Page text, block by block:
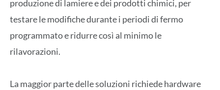
produzione di lamiere e dei prodotti chimici, per
testare le modifiche durante i periodi di fermo
programmato e ridurre così al minimo le
rilavorazioni.
La maggior parte delle soluzioni richiede hardware